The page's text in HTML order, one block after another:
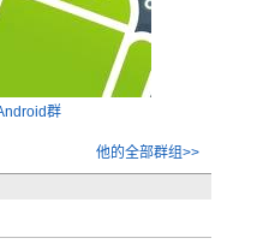
群
他的全部群组>>